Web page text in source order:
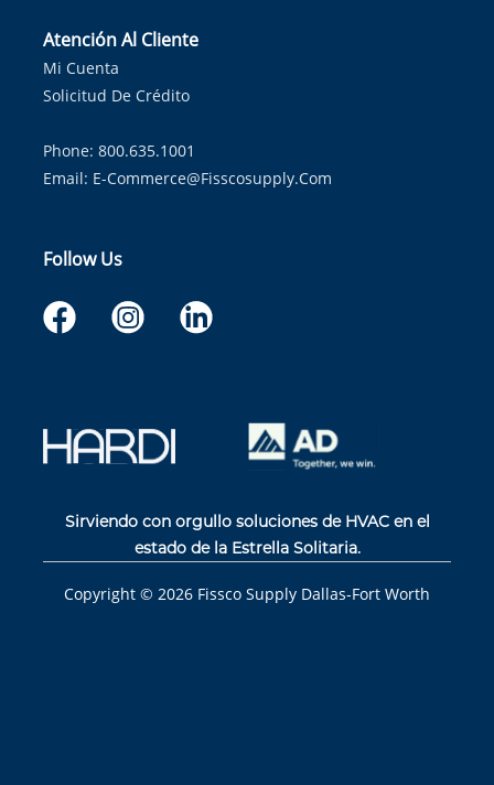
Atención Al Cliente
Mi Cuenta
Solicitud De Crédito
Phone: 800.635.1001
Email: E-Commerce@fisscosupply.com
Follow Us
Sirviendo con orgullo soluciones de HVAC en el
estado de la Estrella Solitaria.
Copyright © 2026 Fissco Supply Dallas-Fort Worth